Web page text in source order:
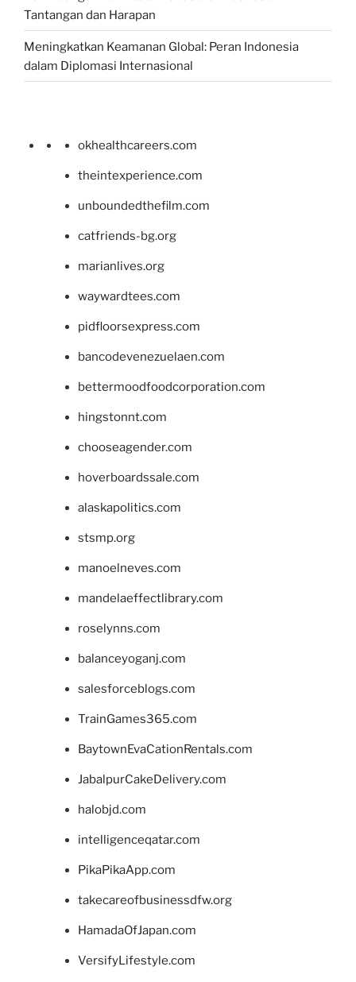
Tantangan dan Harapan
Meningkatkan Keamanan Global: Peran Indonesia
dalam Diplomasi Internasional
okhealthcareers.com
theintexperience.com
unboundedthefilm.com
catfriends-bg.org
marianlives.org
waywardtees.com
pidfloorsexpress.com
bancodevenezuelaen.com
bettermoodfoodcorporation.com
hingstonnt.com
chooseagender.com
hoverboardssale.com
alaskapolitics.com
stsmp.org
manoelneves.com
mandelaeffectlibrary.com
roselynns.com
balanceyoganj.com
salesforceblogs.com
TrainGames365.com
BaytownEvaCationRentals.com
JabalpurCakeDelivery.com
halobjd.com
intelligenceqatar.com
PikaPikaApp.com
takecareofbusinessdfw.org
HamadaOfJapan.com
VersifyLifestyle.com